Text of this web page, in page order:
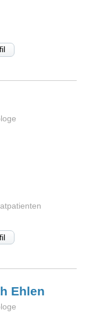
Ehlen